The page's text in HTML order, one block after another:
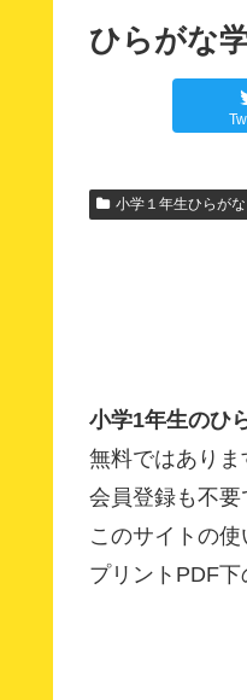
ひらがな
小学１年生ひらがな
小学1年生のひ
無料ではありま
会員登録も不要
このサイトの使
プリントPDF下